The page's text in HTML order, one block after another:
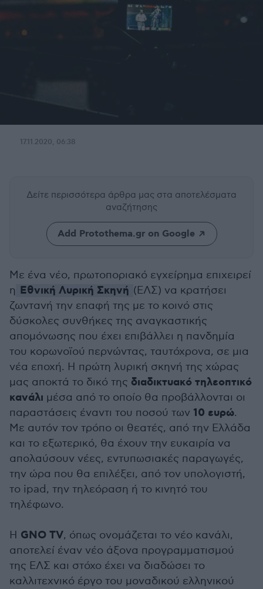
17.11.2020, 06:38
Δείτε περισσότερα άρθρα μας στα αποτελέσματα
αναζήτησης
Add Protothema.gr on Google
Με ένα νέο, πρωτοποριακό εγχείρημα επιχειρεί
η Εθνική Λυρική Σκηνή (ΕΛΣ) να κρατήσει
ζωντανή την επαφή της με το κοινό στις
δύσκολες συνθήκες της αναγκαστικής
απομόνωσης που έχει επιβάλλει η πανδημία
του κορωνοϊού περνώντας, ταυτόχρονα, σε μια
νέα εποχή. Η πρώτη λυρική σκηνή της χώρας
μας αποκτά το δικό της διαδικτυακό τηλεοπτικό
κανάλι μέσα από το οποίο θα προβάλλονται οι
παραστάσεις έναντι του ποσού των 10 ευρώ.
Με αυτόν τον τρόπο οι θεατές, από την Ελλάδα
και το εξωτερικό, θα έχουν την ευκαιρία να
απολαύσουν νέες, εντυπωσιακές παραγωγές,
την ώρα που θα επιλέξει, από τον υπολογιστή,
το ipad, την τηλεόραση ή το κινητό του
τηλέφωνο.
Η GNO TV, όπως ονομάζεται το νέο κανάλι,
αποτελεί έναν νέο άξονα προγραμματισμού
της ΕΛΣ και στόχο έχει να διαδώσει το
καλλιτεχνικό έργο του μοναδικού ελληνικού